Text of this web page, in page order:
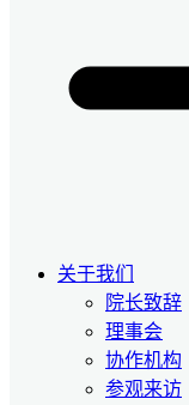
关于我们
院长致辞
理事会
协作机构
参观来访